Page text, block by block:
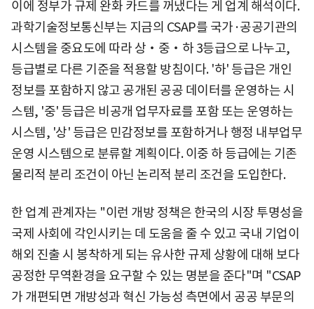
이에 정부가 규제 완화 카드를 꺼냈다는 게 업계 해석이다.
과학기술정보통신부는 지금의 CSAP를 국가·공공기관의
시스템을 중요도에 따라 상‧중‧하 3등급으로 나누고,
등급별로 다른 기준을 적용할 방침이다. '하' 등급은 개인
정보를 포함하지 않고 공개된 공공 데이터를 운영하는 시
스템, '중' 등급은 비공개 업무자료를 포함 또는 운영하는
시스템, '상' 등급은 민감정보를 포함하거나 행정 내부업무
운영 시스템으로 분류할 계획이다. 이중 하 등급에는 기존
물리적 분리 조건이 아닌 논리적 분리 조건을 도입한다.
한 업계 관계자는 "이런 개방 정책은 한국의 시장 투명성을
국제 사회에 각인시키는 데 도움을 줄 수 있고 국내 기업이
해외 진출 시 봉착하게 되는 유사한 규제 상황에 대해 보다
공정한 무역환경을 요구할 수 있는 명분을 준다"며 "CSAP
가 개편되면 개방성과 혁신 가능성 측면에서 공공 부문의